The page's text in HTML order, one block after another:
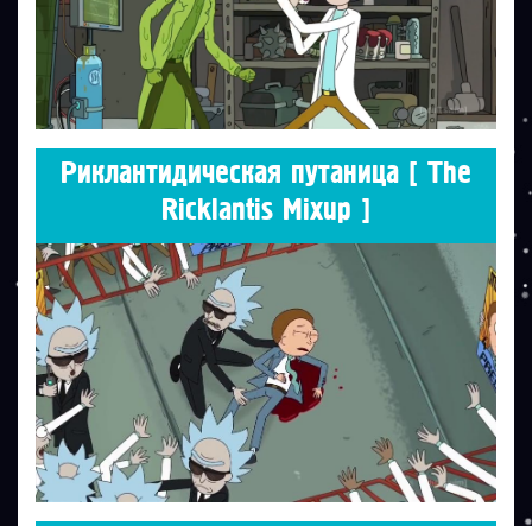
Риклантидическая путаница [ The
Ricklantis Mixup ]